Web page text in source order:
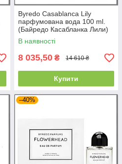
Byredo Casablanca Lily
парфумована вода 100 ml.
(Байредо Касабланка Лили)
В наявності
8 035,50 ₴ 14 610 ₴
Купити
–40%